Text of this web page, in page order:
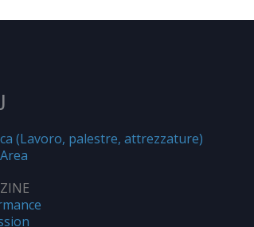
(Lavoro, palestre, attrezzature)